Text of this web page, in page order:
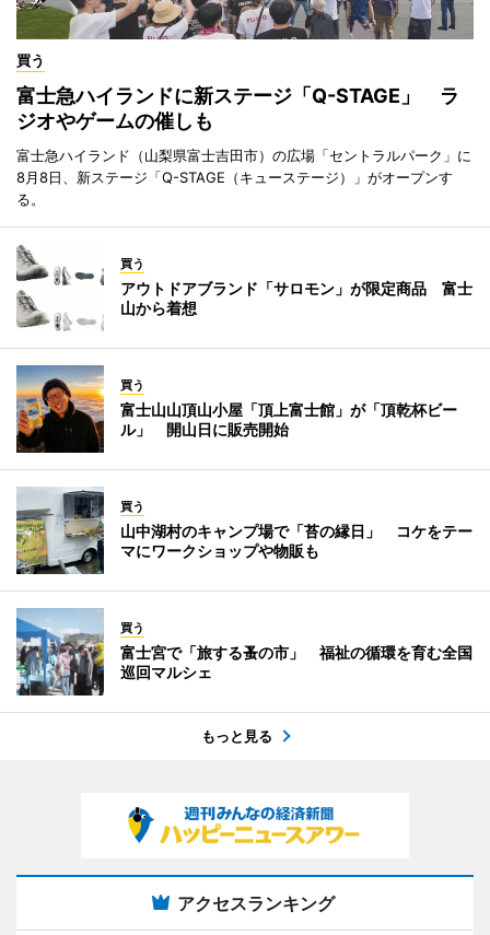
買う
富士急ハイランドに新ステージ「Q-STAGE」 ラ
ジオやゲームの催しも
富士急ハイランド（山梨県富士吉田市）の広場「セントラルパーク」に
8月8日、新ステージ「Q-STAGE（キューステージ）」がオープンす
る。
買う
アウトドアブランド「サロモン」が限定商品 富士
山から着想
買う
富士山山頂山小屋「頂上富士館」が「頂乾杯ビー
ル」 開山日に販売開始
買う
山中湖村のキャンプ場で「苔の縁日」 コケをテー
マにワークショップや物販も
買う
富士宮で「旅する蚤の市」 福祉の循環を育む全国
巡回マルシェ
もっと見る
アクセスランキング